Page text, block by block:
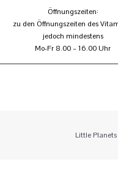
Öffnungszeiten:
zu den Öffnungszeiten des
jedoch mindestens
Mo-Fr 8.00 – 16.00 Uhr
Little Planets